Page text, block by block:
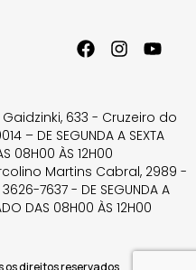
Gaidzinki, 633 - Cruzeiro do
– DE SEGUNDA A SEXTA
08H00 ÀS 12H00
Martins Cabral, 2989 -
7637 - DE SEGUNDA A
DAS 08H00 ÀS 12H00